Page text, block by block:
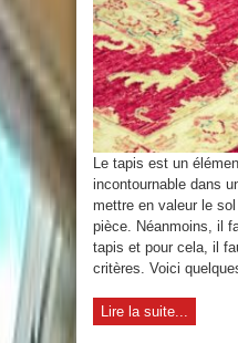
Le tapis est un
incontournable dans
mettre en valeur le
pièce. Néanmoins, il
tapis et pour cela, il
critères. Voici
Lire la suite...